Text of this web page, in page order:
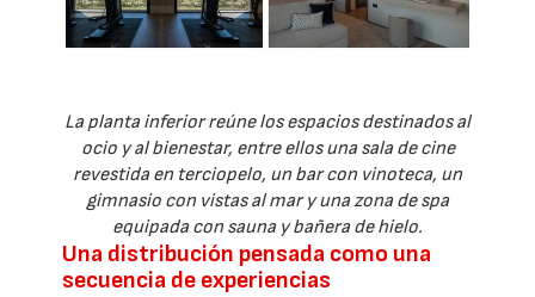
La planta inferior reúne los espacios destinados al
ocio y al bienestar, entre ellos una sala de cine
revestida en terciopelo, un bar con vinoteca, un
gimnasio con vistas al mar y una zona de spa
equipada con sauna y bañera de hielo.
Una distribución pensada como una
secuencia de experiencias